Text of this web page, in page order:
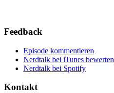
Feedback
Episode kommentieren
Nerdtalk bei iTunes bewerten
Nerdtalk bei Spotify
Kontakt